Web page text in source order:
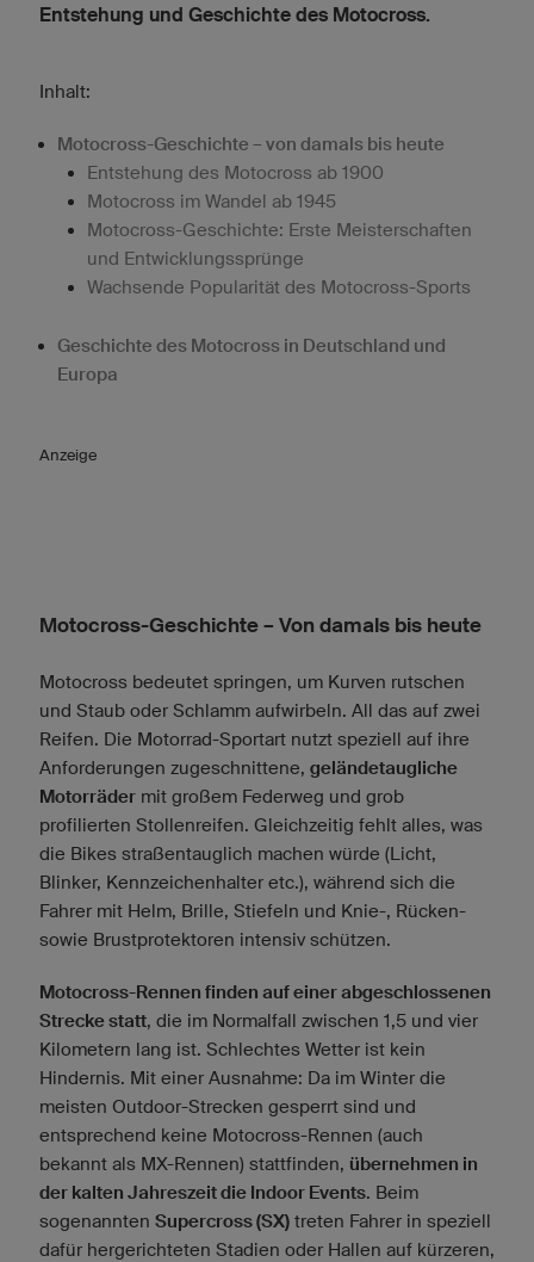
Entstehung und Geschichte des Motocross.
Inhalt:
Motocross-Geschichte – von damals bis heute
Entstehung des Motocross ab 1900
Motocross im Wandel ab 1945
Motocross-Geschichte: Erste Meisterschaften
und Entwicklungssprünge
Wachsende Popularität des Motocross-Sports
Geschichte des Motocross in Deutschland und
Europa
Anzeige
Motocross-Geschichte – Von damals bis heute
Motocross bedeutet springen, um Kurven rutschen
und Staub oder Schlamm aufwirbeln. All das auf zwei
Reifen. Die Motorrad-Sportart nutzt speziell auf ihre
Anforderungen zugeschnittene, geländetaugliche
Motorräder mit großem Federweg und grob
profilierten Stollenreifen. Gleichzeitig fehlt alles, was
die Bikes straßentauglich machen würde (Licht,
Blinker, Kennzeichenhalter etc.), während sich die
Fahrer mit Helm, Brille, Stiefeln und Knie-, Rücken-
sowie Brustprotektoren intensiv schützen.
Motocross-Rennen finden auf einer abgeschlossenen
Strecke statt, die im Normalfall zwischen 1,5 und vier
Kilometern lang ist. Schlechtes Wetter ist kein
Hindernis. Mit einer Ausnahme: Da im Winter die
meisten Outdoor-Strecken gesperrt sind und
entsprechend keine Motocross-Rennen (auch
bekannt als MX-Rennen) stattfinden, übernehmen in
der kalten Jahreszeit die Indoor Events. Beim
sogenannten Supercross (SX) treten Fahrer in speziell
dafür hergerichteten Stadien oder Hallen auf kürzeren,